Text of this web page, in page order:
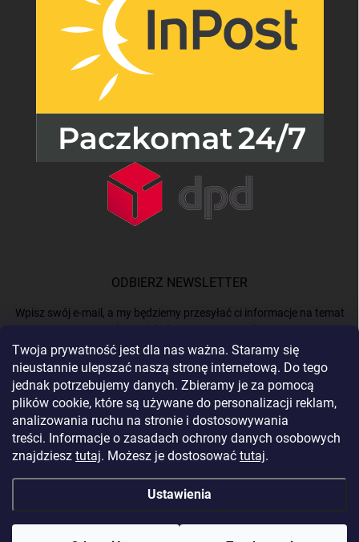
Twoja prywatność jest dla nas ważna. Staramy się
nieustannie ulepszać naszą stronę internetową. Do tego
jednak potrzebujemy danych. Zbieramy je za pomocą
plików cookie, które są używane do personalizacji reklam,
analizowania ruchu na stronie i dostosowywania
treści. Informacje o zasadach ochrony danych osobowych
znajdziesz tutaj. Możesz je dostosować tutaj.
Ustawienia
ODBIERZ NEWSLETTER
Wpisz swój e-mail, a my będziemy przesyłać ci informacje na temat
nowych produktów na naszym e-shop.
E-MAIL
Podając e-mail, akceptujeszpolitykę prywatności.
Zaloguj się
Copyright 2026BERGAM. Wszystkie prawa zastrzeżone.Edytuj ustawienia